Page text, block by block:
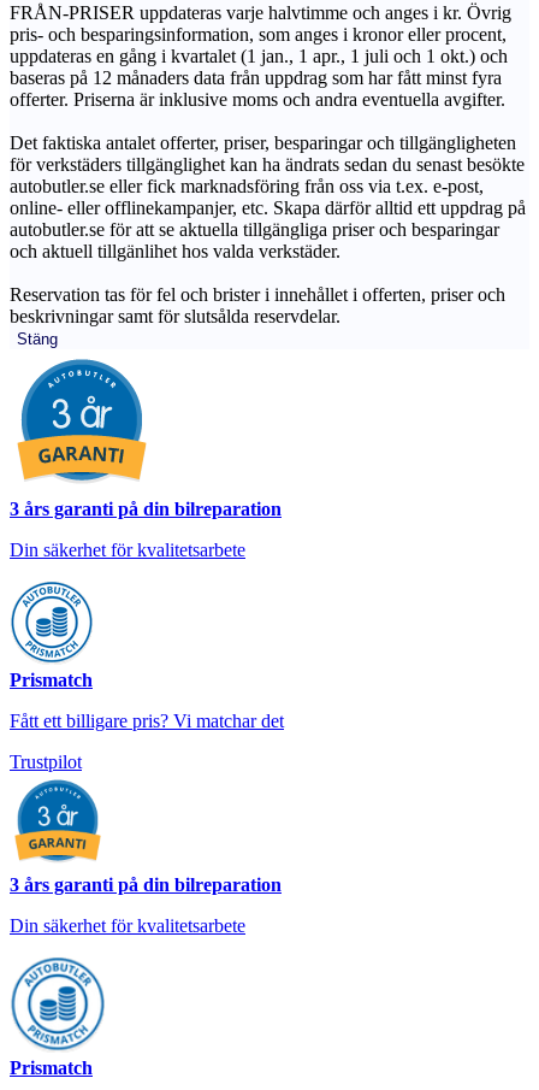
FRÅN-PRISER uppdateras varje halvtimme och anges i kr. Övrig
pris- och besparingsinformation, som anges i kronor eller procent,
uppdateras en gång i kvartalet (1 jan., 1 apr., 1 juli och 1 okt.) och
baseras på 12 månaders data från uppdrag som har fått minst fyra
offerter. Priserna är inklusive moms och andra eventuella avgifter.
Det faktiska antalet offerter, priser, besparingar och tillgängligheten
för verkstäders tillgänglighet kan ha ändrats sedan du senast besökte
autobutler.se eller fick marknadsföring från oss via t.ex. e-post,
online- eller offlinekampanjer, etc. Skapa därför alltid ett uppdrag på
autobutler.se för att se aktuella tillgängliga priser och besparingar
och aktuell tillgänlihet hos valda verkstäder.
Reservation tas för fel och brister i innehållet i offerten, priser och
beskrivningar samt för slutsålda reservdelar.
Stäng
3 års garanti på din bilreparation
Din säkerhet för kvalitetsarbete
Prismatch
Fått ett billigare pris? Vi matchar det
Trustpilot
3 års garanti på din bilreparation
Din säkerhet för kvalitetsarbete
Prismatch